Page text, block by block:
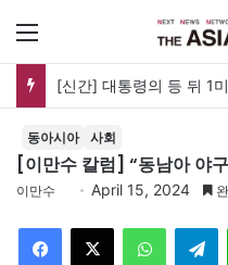
동아시아 사회
[이만수 칼럼] “동남아 야
이만수 April 15, 2024